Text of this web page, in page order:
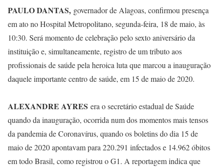
PAULO DANTAS, governador de Alagoas, confirmou presença
em ato no Hospital Metropolitano, segunda-feira, 18 de maio, às
10:30. Será momento de celebração pelo sexto aniversário da
instituição e, simultaneamente, registro de um tributo aos
profissionais de saúde pela heroica luta que marcou a inauguração
daquele importante centro de saúde, em 15 de maio de 2020.
ALEXANDRE AYRES era o secretário estadual de Saúde
quando da inauguração, ocorrida num dos momentos mais tensos
da pandemia de Coronavírus, quando os boletins do dia 15 de
maio de 2020 apontavam para 220.291 infectados e 14.962 óbitos
em todo Brasil, como registrou o G1. A reportagem indica que